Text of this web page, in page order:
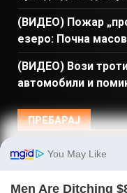
(ВИДЕО) Пожар
езеро: Почна
(ВИДЕО) Вози
автомобили и
ПРЕБАРАЈ